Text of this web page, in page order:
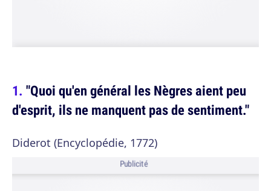
"Quoi qu'en général les Nègres aient peu
d'esprit, ils ne manquent pas de sentiment."
Diderot (Encyclopédie, 1772)
Publicité